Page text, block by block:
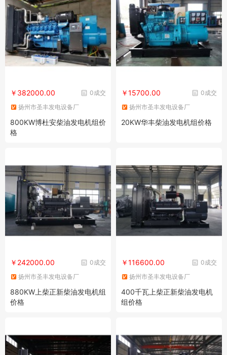
0成交
￥382000.00
扬州市圣丰发电设备厂
800KW博杜安柴油发电机组价
格
0成交
￥15700.00
扬州市圣丰发电设备厂
20KW华丰柴油发电机组价格
0成交
￥242000.00
扬州市圣丰发电设备厂
880KW上柴正新柴油发电机组
价格
0成交
￥116600.00
扬州市圣丰发电设备厂
400千瓦上柴正新柴油发电机
组价格